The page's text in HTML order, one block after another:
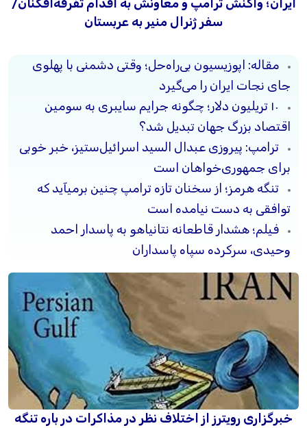
ایران؛ واکنش ترامپ و معاونش به اقدام تفرقه‌افکنان/
سفر ژنرال منیر به عربستان
مقاله: اپوزیسیون بی‌راه‌حل؛ وقتی دشمنی با پهلوی
جای نجات ایران را می‌گیرد
۱۰ تریلیون دلار؛ چگونه جرایم سایبری به سومین
اقتصاد بزرگ جهان تبدیل شد؟
ترامپ: پیروزی عبدال السید اسرائیل‌ستیز، خبر خوبی
برای جمهوری‌خواهان است
تنگه هرمز؛ از سخنان تازه ترامپ چنین برمیآید که
توافقی به دست نیامده است
فیلم؛ هشدار قاطعانه نتانیاهو به پاسدار احمد
وحیدی، سرکرده سپاه پاسداران
خبرگزاری رویترز از اختلاف نظر در مذاکرات در باره تنگه